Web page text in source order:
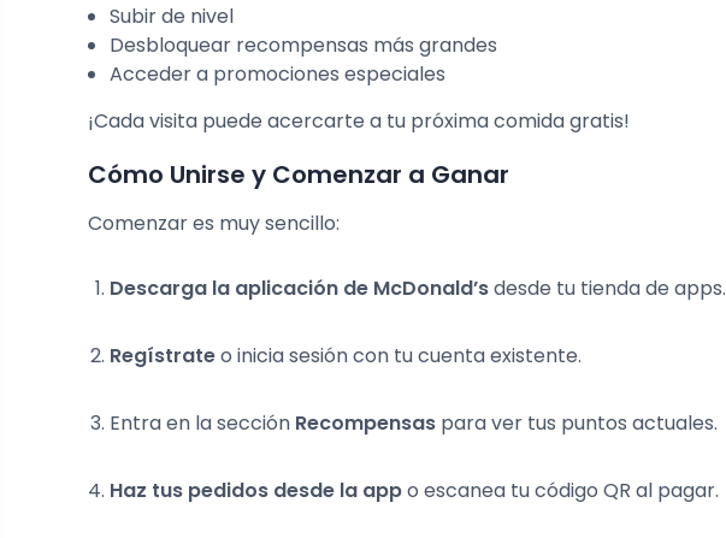
Subir de nivel
Desbloquear recompensas más grandes
Acceder a promociones especiales
¡Cada visita puede acercarte a tu próxima comida gratis!
Cómo Unirse y Comenzar a Ganar
Comenzar es muy sencillo:
Descarga la aplicación de McDonald’sdesde tu tienda de apps.
Regístrateo inicia sesión con tu cuenta existente.
Entra en la sección Recompensas para ver tus puntos actuales.
Haz tus pedidos desde la appo escanea tu código QR al pagar.